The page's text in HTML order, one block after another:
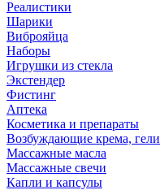
Реалистики
Шарики
Виброяйца
Наборы
Игрушки из стекла
Экстендер
Фистинг
Аптека
Косметика и препараты
Возбуждающие крема, гели
Массажные масла
Массажные свечи
Капли и капсулы